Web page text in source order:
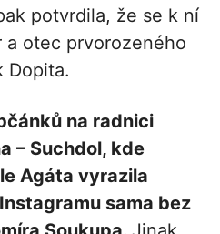
potvrdila, že se k ní
otec prvorozeného
Dopita.
na radnici
– Suchdol, kde
Agáta vyrazila
sama bez